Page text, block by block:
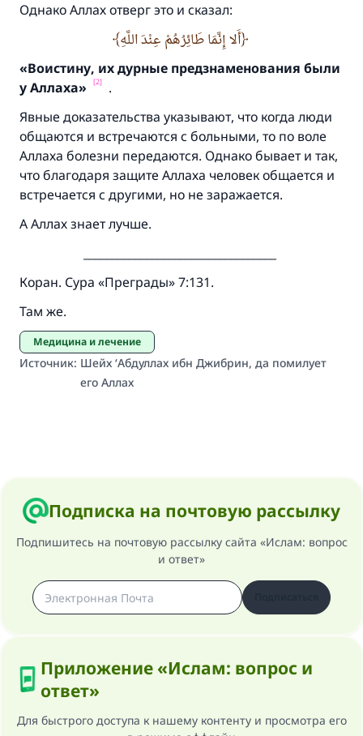
Однако Аллах отверг это и сказал:
أَلا إِنَّمَا طَائِرُهُمْ عِنْدَ اللَّهِ
«Воистину, их дурные предзнаменования были
у Аллаха»
[2]
.
Явные доказательства указывают, что когда люди
общаются и встречаются с больными, то по воле
Аллаха болезни передаются. Однако бывает и так,
что благодаря защите Аллаха человек общается и
встречается с другими, но не заражается.
А Аллах знает лучше.
Коран. Сура «Преграды» 7:131.
Там же.
Медицина и лечение
Источник: Шейх ‘Абдуллах ибн Джибрин, да помилует
его Аллах
Подписка на почтовую рассылку
Подпишитесь на почтовую рассылку сайта «Ислам: вопрос
и ответ»
Приложение «Ислам: вопрос и
ответ»
Для быстрого доступа к нашему контенту и просмотра его